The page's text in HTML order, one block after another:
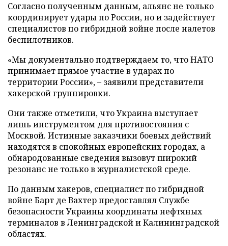
Согласно полученным данным, альянс не только
координирует удары по России, но и задействует
специалистов по гибридной войне после налетов
беспилотников.
«Мы документально подтверждаем то, что НАТО
принимает прямое участие в ударах по
территории России», – заявили представители
хакерской группировки.
Они также отметили, что Украина выступает
лишь инструментом для противостояния с
Москвой. Истинные заказчики боевых действий
находятся в спокойных европейских городах, а
обнародованные сведения вызовут широкий
резонанс не только в журналистской среде.
По данным хакеров, специалист по гибридной
войне Барт де Вахтер предоставлял Службе
безопасности Украины координаты нефтяных
терминалов в Ленинградской и Калининградской
областях.